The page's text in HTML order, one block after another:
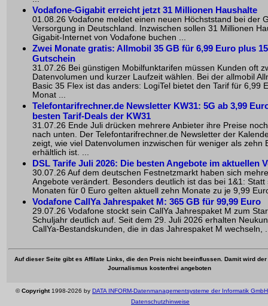
Vodafone-Gigabit erreicht jetzt 31 Millionen Haushalte
01.08.26 Vodafone meldet einen neuen Höchststand bei der
Versorgung in Deutschland. Inzwischen sollen 31 Millionen
Gigabit-Internet von Vodafone buchen ...
Zwei Monate gratis: Allmobil 35 GB für 6,99 Euro plus
Gutschein
31.07.26 Bei günstigen Mobilfunktarifen müssen Kunden oft
Datenvolumen und kurzer Laufzeit wählen. Bei der allmobil
Basic 35 Flex ist das anders: LogiTel bietet den Tarif für 6,99
Monat ...
Telefontarifrechner.de Newsletter KW31: 5G ab 3,99
besten Tarif-Deals der KW31
31.07.26 Ende Juli drücken mehrere Anbieter ihre Preise
nach unten. Der Telefontarifrechner.de Newsletter der
zeigt, wie viel Datenvolumen inzwischen für weniger als zehn
erhältlich ist. ...
DSL Tarife Juli 2026: Die besten Angebote im aktuellen
30.07.26 Auf dem deutschen Festnetzmarkt haben sich
Angebote verändert. Besonders deutlich ist das bei 1&1: Statt
Monaten für 0 Euro gelten aktuell zehn Monate zu je 9,99
Vodafone CallYa Jahrespaket M: 365 GB für 99,99 Euro
29.07.26 Vodafone stockt sein CallYa Jahrespaket M zum
Schuljahr deutlich auf. Seit dem 29. Juli 2026 erhalten
CallYa-Bestandskunden, die in das Jahrespaket M wechseln,
Auf dieser Seite gibt es Affilate Links, die den Preis nicht beeinflussen. Damit wird
Journalismus kostenfrei angeboten
©Copyright1998-2026 by DATA INFORM-Datenmanagementsysteme der Informatik GmbH
Datenschutzhinweise